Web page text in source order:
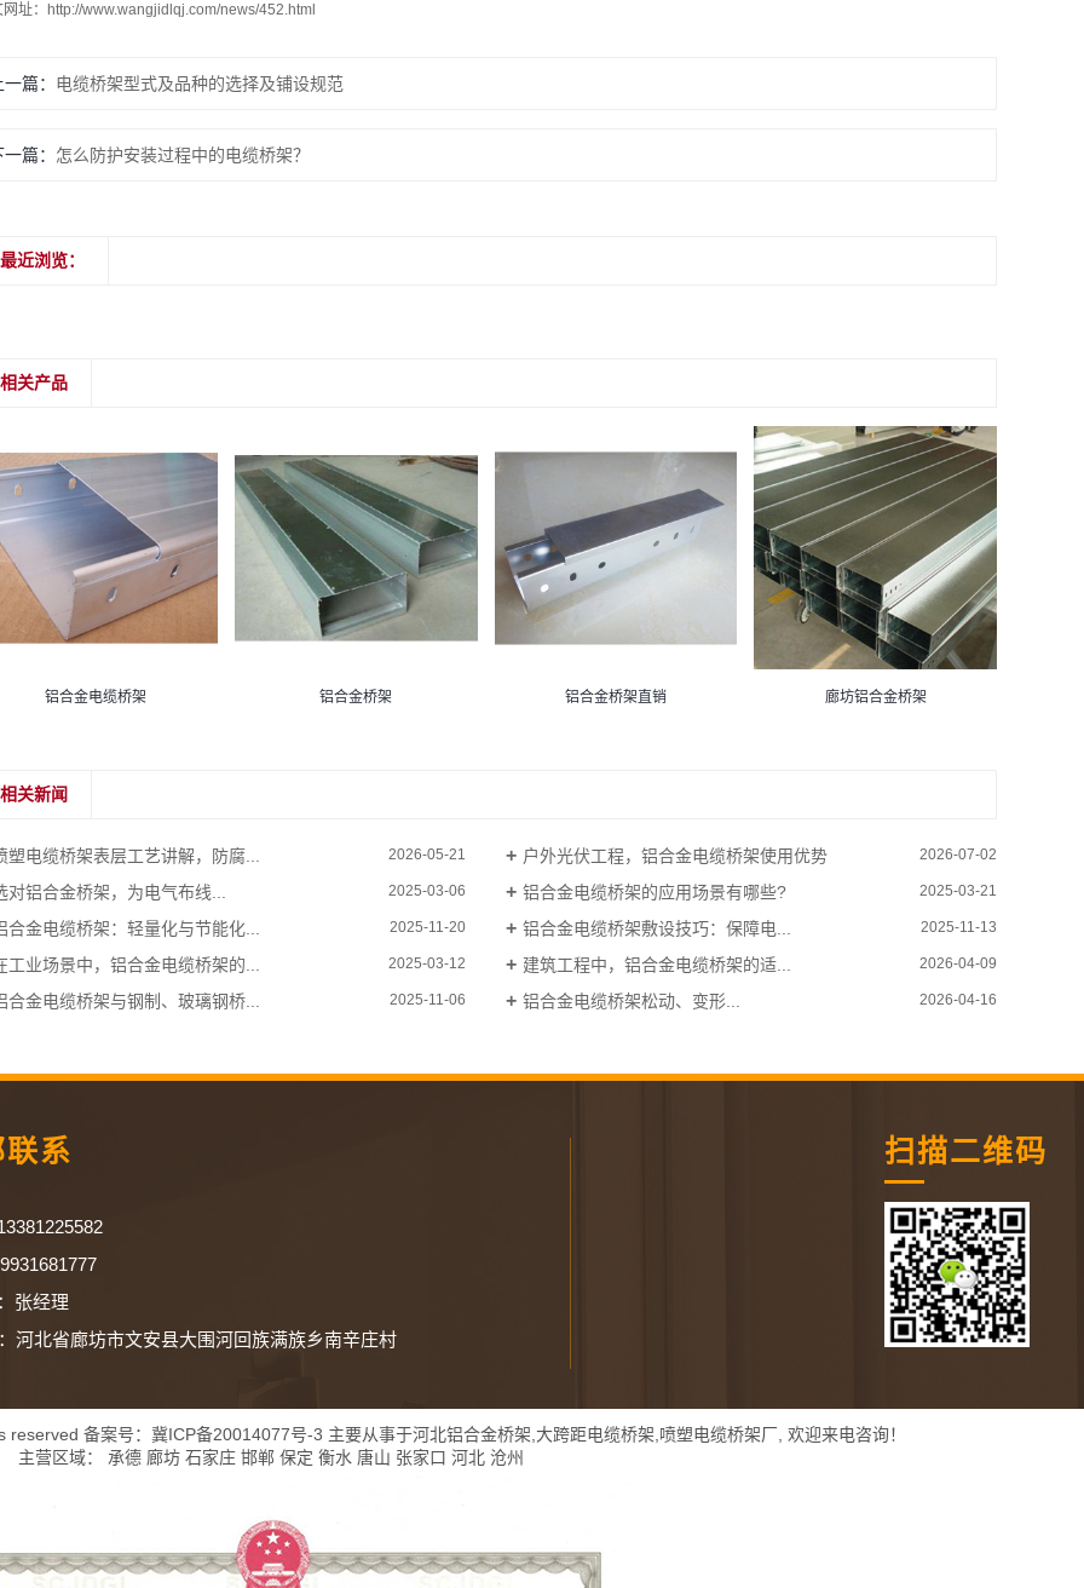
址： http://www.wangjidlqj.com/news/452.html
篇： 电缆桥架型式及品种的选择及铺设规范
篇： 怎么防护安装过程中的电缆桥架？
最近浏览：
相关产品
铝合金电缆桥架 铝合金桥架 铝合金桥架直销 廊坊铝合金桥架
相关新闻
塑电缆桥架表层工艺讲解，防腐... 2026-05-21 户外光伏工程，铝合金电缆桥架使用优势 2026-07-02
对铝合金桥架，为电气布线... 2025-03-06 铝合金电缆桥架的应用场景有哪些? 2025-03-21
合金电缆桥架：轻量化与节能化... 2025-11-20 铝合金电缆桥架敷设技巧：保障电... 2025-11-13
工业场景中，铝合金电缆桥架的... 2025-03-12 建筑工程中，铝合金电缆桥架的适... 2026-04-09
合金电缆桥架与钢制、玻璃钢桥... 2025-11-06 铝合金电缆桥架松动、变形... 2026-04-16
系
张经理
北省廊坊市文安县大围河回族满族乡南辛庄村
扫描二维码
备案号： 冀ICP备20014077号-3 主要从事于河北铝合金桥架,大跨距电缆桥架,喷塑电缆桥架厂, 欢迎来电咨询！
主营区域： 承德 廊坊 石家庄 邯郸 保定 衡水 唐山 张家口 河北 沧州